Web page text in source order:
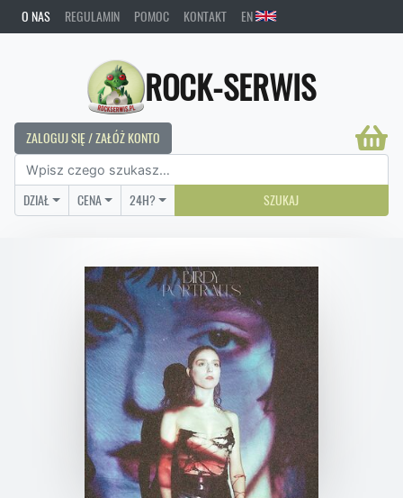
O NAS REGULAMIN POMOC KONTAKT EN
ROCK-SERWIS
ZALOGUJ SIĘ / ZAŁÓŻ KONTO
DZIAŁ CENA 24H? SZUKAJ